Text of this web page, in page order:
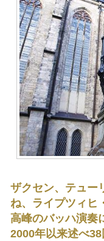
ザクセン、テュー
ね、ライプツィヒ
高峰のバッハ演奏
2000年以来述べ